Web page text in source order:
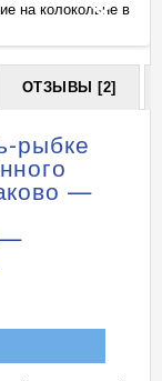
на колокольне в
ОТЗЫВЫ [2]
рыбке
—
—